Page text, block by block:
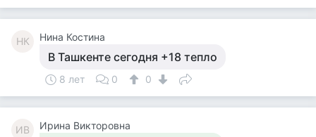
НК Нина Костина
В Ташкенте сегодня +18 тепло
8 лет 0 0
ИВ Ирина Викторовна